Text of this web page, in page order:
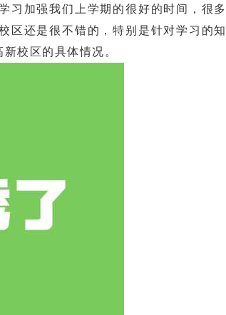
习加强我们上学期的很好的时间，很多
区还是很不错的，特别是针对学习的知
校区的具体情况。